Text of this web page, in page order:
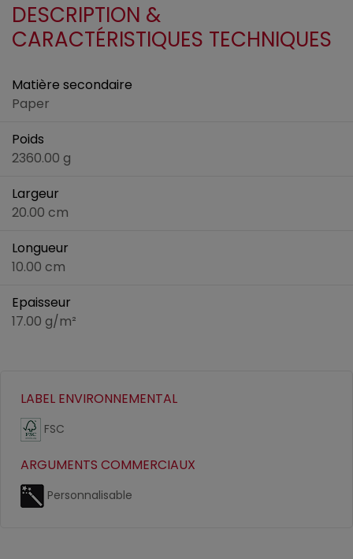
DESCRIPTION &
CARACTÉRISTIQUES TECHNIQUES
Matière secondaire
Paper
Poids
2360.00 g
Largeur
20.00 cm
Longueur
10.00 cm
Epaisseur
17.00 g/m²
LABEL ENVIRONNEMENTAL
FSC
ARGUMENTS COMMERCIAUX
Personnalisable